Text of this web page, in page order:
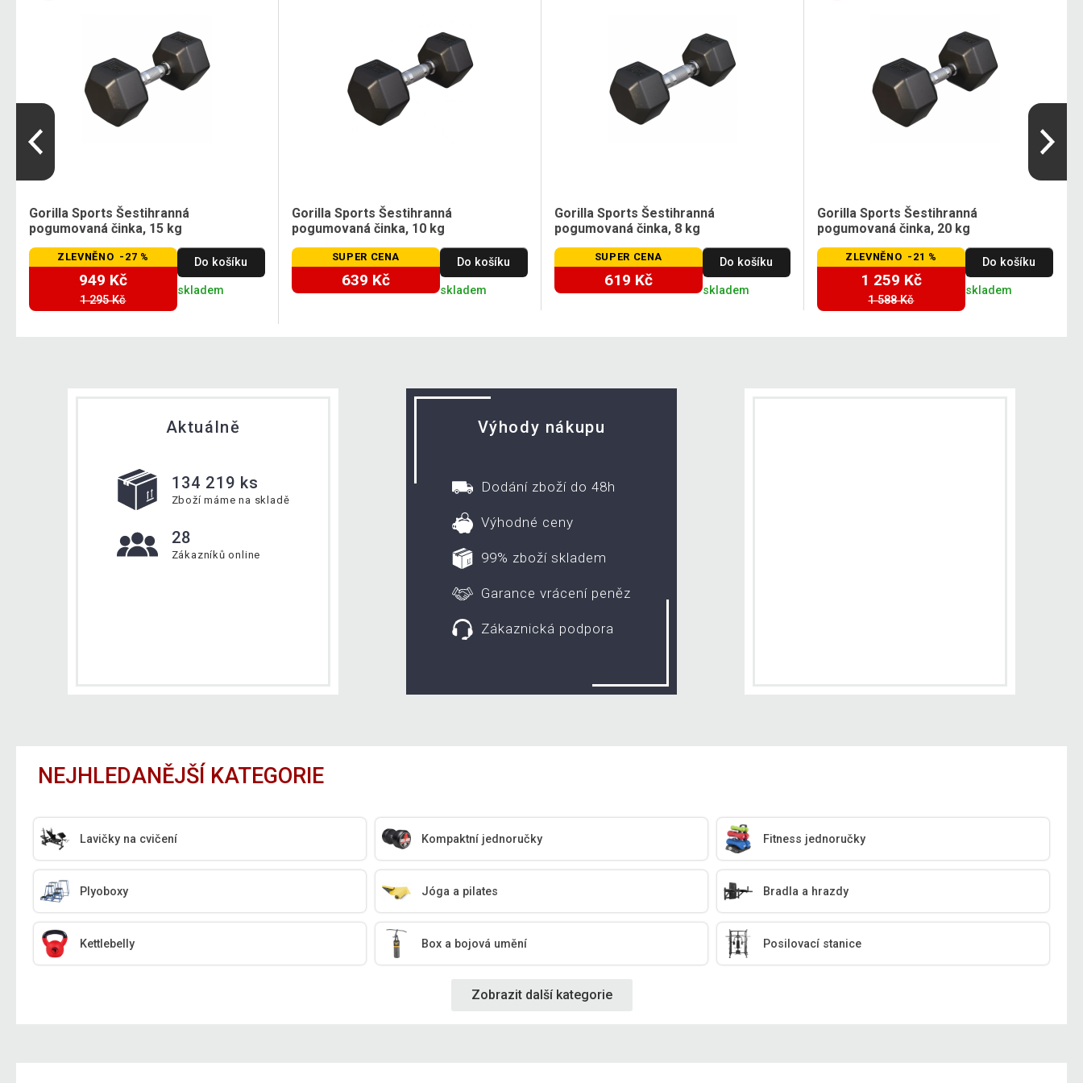
Gorilla Sports Šestihranná
pogumovaná činka, 15 kg
ZLEVNĚNO -27 %
949 Kč
1 295 Kč
Do košíku
skladem
Gorilla Sports Šestihranná
pogumovaná činka, 10 kg
SUPER CENA
639 Kč
Do košíku
skladem
Gorilla Sports Šestihranná
pogumovaná činka, 8 kg
SUPER CENA
619 Kč
Do košíku
skladem
Gorilla Sports Šestihranná
pogumovaná činka, 20 kg
ZLEVNĚNO -21 %
1 259 Kč
1 588 Kč
Do košíku
skladem
Aktuálně
134 219 ks
Zboží máme na skladě
28
Zákazníků online
Výhody nákupu
Dodání zboží do 48h
Výhodné ceny
99% zboží skladem
Garance vrácení peněz
Zákaznická podpora
NEJHLEDANĚJŠÍ KATEGORIE
Lavičky na cvičení Kompaktní jednoručky Fitness jednoručky
Plyoboxy Jóga a pilates Bradla a hrazdy
Kettlebelly Box a bojová umění Posilovací stanice
Zobrazit další kategorie